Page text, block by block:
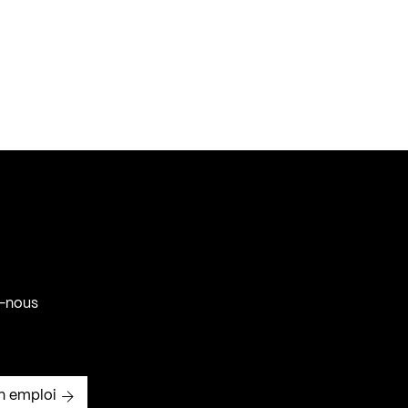
nous
emploi